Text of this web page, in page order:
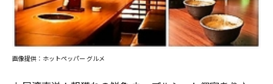
画像提供：ホットペッパー グルメ